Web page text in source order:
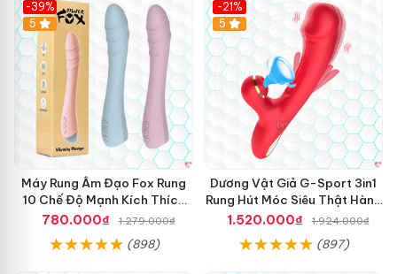
-39%
Hot
5
Máy Rung Âm Đạo Fox Rung
10 Chế Độ Mạnh Kích Thích
Cực Sướng
780.000₫ 1.279.000₫
(898)
-21%
Hot
5
Dương Vật Giả G-Sport 3in1
Rung Hút Móc Siêu Thật Hàng
Hot
1.520.000₫ 1.924.000₫
(897)